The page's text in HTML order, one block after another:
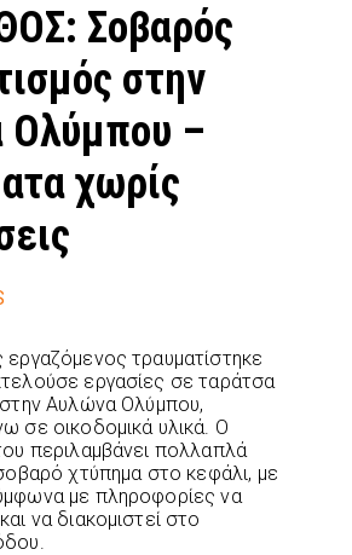
Σοβαρός
στην
–
χωρίς
τραυματίστηκε
εργασίες σε ταράτσα
στην Αυλώνα Ολύμπου,
σε οικοδομικά υλικά. Ο
περιλαμβάνει πολλαπλά
χτύπημα στο κεφάλι, με
με πληροφορίες να
να διακομιστεί στο